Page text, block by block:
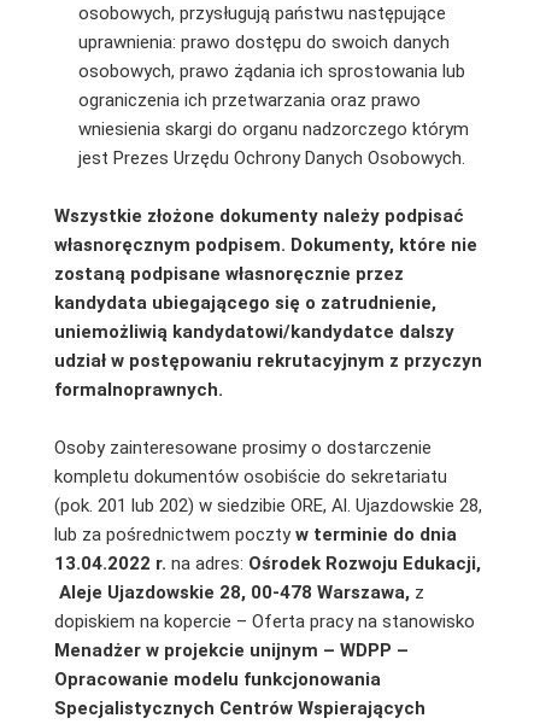
osobowych, przysługują państwu następujące
uprawnienia: prawo dostępu do swoich danych
osobowych, prawo żądania ich sprostowania lub
ograniczenia ich przetwarzania oraz prawo
wniesienia skargi do organu nadzorczego którym
jest Prezes Urzędu Ochrony Danych Osobowych.
Wszystkie złożone dokumenty należy podpisać
własnoręcznym podpisem. Dokumenty, które nie
zostaną podpisane własnoręcznie przez
kandydata ubiegającego się o zatrudnienie,
uniemożliwią kandydatowi/kandydatce dalszy
udział w postępowaniu rekrutacyjnym z przyczyn
formalnoprawnych.
Osoby zainteresowane prosimy o dostarczenie
kompletu dokumentów osobiście do sekretariatu
(pok. 201 lub 202) w siedzibie ORE, Al. Ujazdowskie 28,
lub za pośrednictwem pocztyw terminie do dnia
13.04.2022 r. na adres: Ośrodek Rozwoju Edukacji,
Aleje Ujazdowskie 28, 00-478 Warszawa, z
dopiskiem na kopercie – Oferta pracy na stanowisko
Menadżer w projekcie unijnym – WDPP –
Opracowanie modelu funkcjonowania
Specjalistycznych Centrów Wspierających